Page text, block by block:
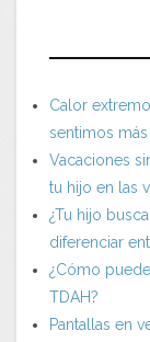
Calor
sentimos
Vacaciones
tu hijo en las
¿Tu hijo
diferenciar
¿Cómo
TDAH?
Pantallas en